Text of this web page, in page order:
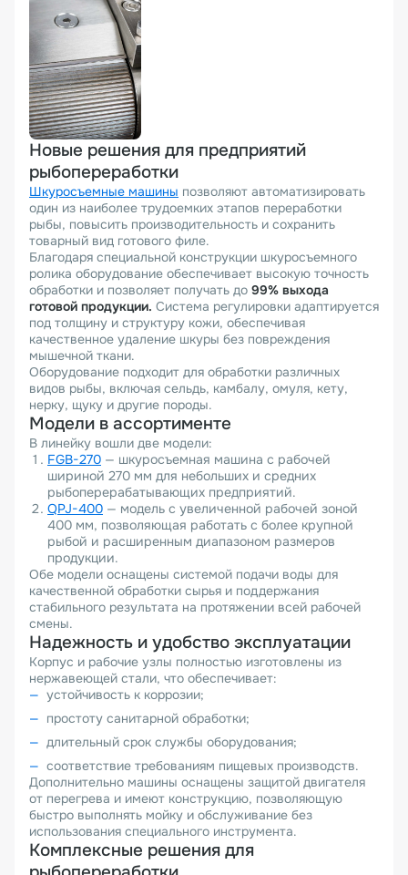
Новые решения для предприятий
рыбопереработки
Шкуросъемные машины позволяют автоматизировать
один из наиболее трудоемких этапов переработки
рыбы, повысить производительность и сохранить
товарный вид готового филе.
Благодаря специальной конструкции шкуросъемного
ролика оборудование обеспечивает высокую точность
обработки и позволяет получать до 99% выхода
готовой продукции. Система регулировки адаптируется
под толщину и структуру кожи, обеспечивая
качественное удаление шкуры без повреждения
мышечной ткани.
Оборудование подходит для обработки различных
видов рыбы, включая сельдь, камбалу, омуля, кету,
нерку, щуку и другие породы.
Модели в ассортименте
В линейку вошли две модели:
FGB-270 — шкуросъемная машина с рабочей
шириной 270 мм для небольших и средних
рыбоперерабатывающих предприятий.
QPJ-400 — модель с увеличенной рабочей зоной
400 мм, позволяющая работать с более крупной
рыбой и расширенным диапазоном размеров
продукции.
Обе модели оснащены системой подачи воды для
качественной обработки сырья и поддержания
стабильного результата на протяжении всей рабочей
смены.
Надежность и удобство эксплуатации
Корпус и рабочие узлы полностью изготовлены из
нержавеющей стали, что обеспечивает:
устойчивость к коррозии;
простоту санитарной обработки;
длительный срок службы оборудования;
соответствие требованиям пищевых производств.
Дополнительно машины оснащены защитой двигателя
от перегрева и имеют конструкцию, позволяющую
быстро выполнять мойку и обслуживание без
использования специального инструмента.
Комплексные решения для